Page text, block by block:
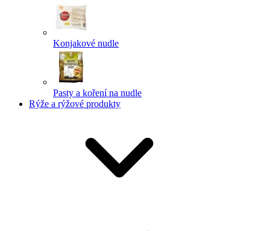
Konjakové nudle
Pasty a koření na nudle
Rýže a rýžové produkty